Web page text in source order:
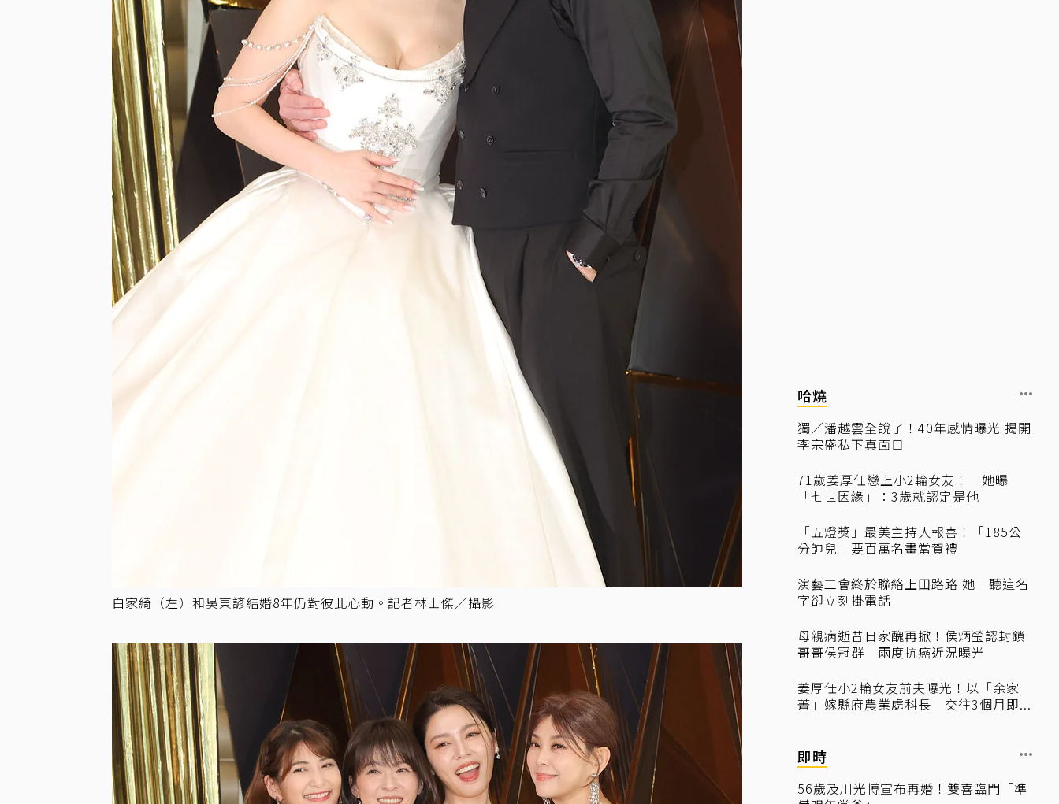
白家綺（左）和吳東諺結婚8年仍對彼此心動。記者林士傑／攝影
哈燒
獨／潘越雲全說了！40年感情曝光 揭開
李宗盛私下真面目
71歲姜厚任戀上小2輪女友！ 她曝
「七世因緣」：3歲就認定是他
「五燈獎」最美主持人報喜！「185公
分帥兒」要百萬名畫當賀禮
演藝工會終於聯絡上田路路 她一聽這名
字卻立刻掛電話
母親病逝昔日家醜再掀！侯炳瑩認封鎖
哥哥侯冠群 兩度抗癌近況曝光
姜厚任小2輪女友前夫曝光！以「余家
菁」嫁縣府農業處科長 交往3個月即...
即時
56歲及川光博宣布再婚！雙喜臨門「準